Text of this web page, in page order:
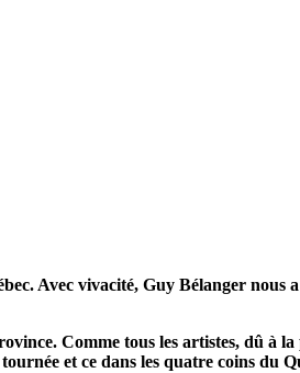
Avec vivacité, Guy Bélanger nous
Comme tous les artistes, dû à
et ce dans les quatre coins du